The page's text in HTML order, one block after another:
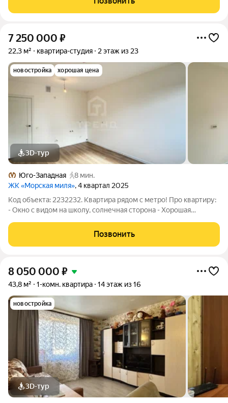
7 250 000 ₽
22,3 м² квартира-студия 2 этаж из 23
новостройка хорошая цена
3D-тур
Юго-Западная
8 мин.
ЖК «Морская миля», 4 квартал 2025
Код объекта: 2232232. Квартира рядом с метро! Про квартиру:
- Окно с видом на школу, солнечная сторона - Хорошая
застройщика, чистовая отделка Про локацию: - В 10 минутах
ходьбы станция метро
Позвонить
8 050 000 ₽
43,8 м² 1-комн. квартира 14 этаж из 16
новостройка
3D-тур